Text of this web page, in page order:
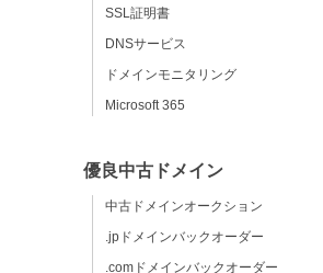
SSL証明書
DNSサービス
ドメインモニタリング
Microsoft 365
優良中古ドメイン
中古ドメインオークション
.jpドメインバックオーダー
.comドメインバックオーダー